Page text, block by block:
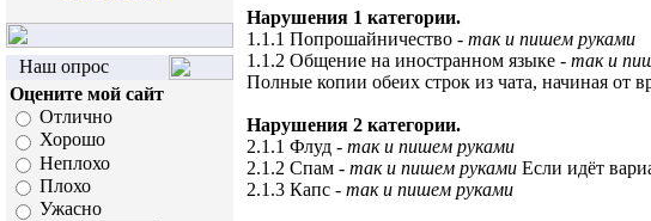
Наш опрос
Оцените мой сайт
Отлично
Хорошо
Неплохо
Плохо
Ужасно
Нарушения 1 категории.
1.1.1 Попрошайничество - так и пишем руками
1.1.2 Общение на иностранном языке - так и
Полные копии обеих строк из чата, начиная от
Нарушения 2 категории.
2.1.1 Флуд - так и пишем руками
2.1.2 Спам - так и пишем руками Если идёт
2.1.3 Капс - так и пишем руками